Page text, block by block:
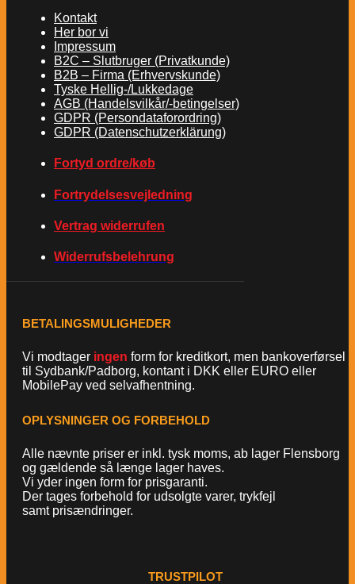
Kontakt
Her bor vi
Impressum
B2C – Slutbruger (Privatkunde)
B2B – Firma (Erhvervskunde)
Tyske Hellig-/Lukkedage
AGB (Handelsvilkår/-betingelser)
GDPR (Persondataforordring)
GDPR (Datenschutzerklärung)
Fortyd ordre/køb
Fortrydelsesvejledning
Vertrag widerrufen
Widerrufsbelehrung
BETALINGSMULIGHEDER
Vi modtager ingen form for kreditkort, men bankoverførsel
til Sydbank/Padborg, kontant i DKK eller EURO eller
MobilePay ved selvafhentning.
OPLYSNINGER OG FORBEHOLD
Alle nævnte priser er inkl. tysk moms, ab lager Flensborg
og gældende så længe lager haves.
Vi yder ingen form for prisgaranti.
Der tages forbehold for udsolgte varer, trykfejl
samt prisændringer.
TRUSTPILOT